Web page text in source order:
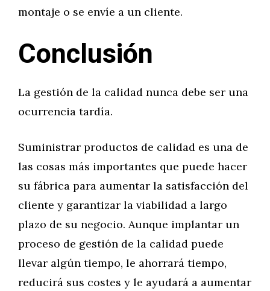
montaje o se envíe a un cliente.
Conclusión
La gestión de la calidad nunca debe ser una
ocurrencia tardía.
Suministrar productos de calidad es una de
las cosas más importantes que puede hacer
su fábrica para aumentar la satisfacción del
cliente y garantizar la viabilidad a largo
plazo de su negocio. Aunque implantar un
proceso de gestión de la calidad puede
llevar algún tiempo, le ahorrará tiempo,
reducirá sus costes y le ayudará a aumentar